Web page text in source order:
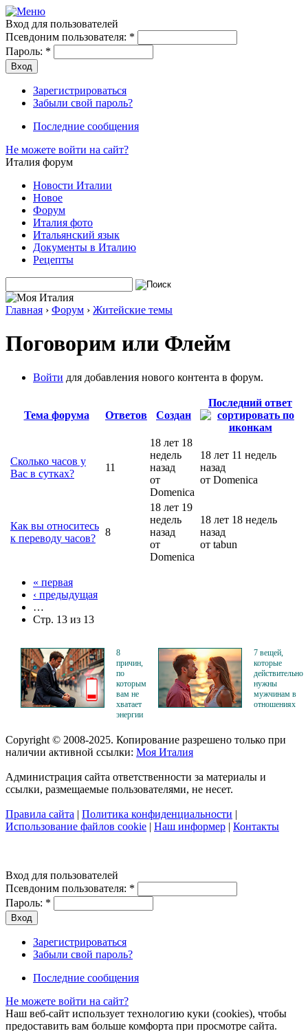
Вход для пользователей
Псевдоним пользователя: *
Пароль: *
Зарегистрироваться
Забыли свой пароль?
Последние сообщения
Не можете войти на сайт?
Италия форум
Новости Италии
Новое
Форум
Италия фото
Итальянский язык
Документы в Италию
Рецепты
Главная › Форум › Житейские темы
Поговорим или Флейм
Войти для добавления нового контента в форум.
Тема форума Ответов Создан
Последний ответ
Сколько часов у
Вас в сутках?
11
18 лет 18
недель
назад
от
Domenica
18 лет 11 недель
назад
от Domenica
Как вы относитесь
к переводу часов?
8
18 лет 19
недель
назад
от
Domenica
18 лет 18 недель
назад
от tabun
« первая
‹ предыдущая
…
Стр. 13 из 13
8
причин,
по
которым
вам не
хватает
энергии
7 вещей,
которые
действительно
нужны
мужчинам в
отношениях
Copyright © 2008-2025. Копирование разрешено только при
наличии активной ссылки: Моя Италия
Администрация сайта ответственности за материалы и
ссылки, размещаемые пользователями, не несет.
Правила сайта | Политика конфиденциальности |
Использование файлов cookie | Наш информер | Контакты
Вход для пользователей
Псевдоним пользователя: *
Пароль: *
Зарегистрироваться
Забыли свой пароль?
Последние сообщения
Не можете войти на сайт?
Наш веб-сайт использует технологию куки (cookies), чтобы
предоставить вам больше комфорта при просмотре сайта.